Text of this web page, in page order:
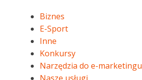
Biznes
E-Sport
Inne
Konkursy
Narzędzia do e-marketingu